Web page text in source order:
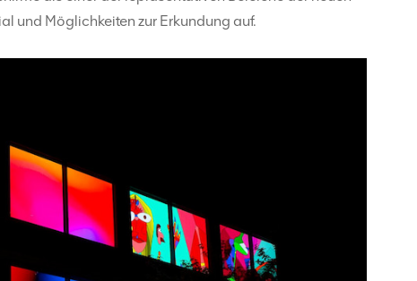
und Möglichkeiten zur Erkundung auf.